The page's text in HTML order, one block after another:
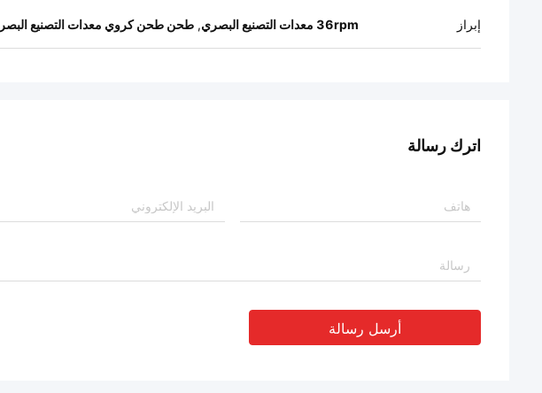
إبراز 36rpm معدات التصنيع البصري , طحن طحن كروي معدات التصنيع
اترك رسالة
أرسل رسالة